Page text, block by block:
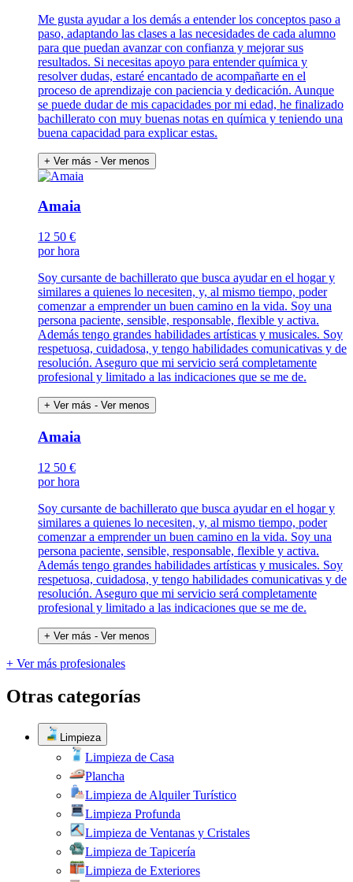
Me gusta ayudar a los demás a entender los conceptos paso a
paso, adaptando las clases a las necesidades de cada alumno
para que puedan avanzar con confianza y mejorar sus
resultados. Si necesitas apoyo para entender química y
resolver dudas, estaré encantado de acompañarte en el
proceso de aprendizaje con paciencia y dedicación. Aunque
se puede dudar de mis capacidades por mi edad, he finalizado
bachillerato con muy buenas notas en química y teniendo una
buena capacidad para explicar estas.
+ Ver más - Ver menos
Amaia
12 50 €
por hora
Soy cursante de bachillerato que busca ayudar en el hogar y
similares a quienes lo necesiten, y, al mismo tiempo, poder
comenzar a emprender un buen camino en la vida. Soy una
persona paciente, sensible, responsable, flexible y activa.
Además tengo grandes habilidades artísticas y musicales. Soy
respetuosa, cuidadosa, y tengo habilidades comunicativas y de
resolución. Aseguro que mi servicio será completamente
profesional y limitado a las indicaciones que se me de.
+ Ver más - Ver menos
Amaia
12 50 €
por hora
Soy cursante de bachillerato que busca ayudar en el hogar y
similares a quienes lo necesiten, y, al mismo tiempo, poder
comenzar a emprender un buen camino en la vida. Soy una
persona paciente, sensible, responsable, flexible y activa.
Además tengo grandes habilidades artísticas y musicales. Soy
respetuosa, cuidadosa, y tengo habilidades comunicativas y de
resolución. Aseguro que mi servicio será completamente
profesional y limitado a las indicaciones que se me de.
+ Ver más - Ver menos
+ Ver más profesionales
Otras categorías
Limpieza
Limpieza de Casa
Plancha
Limpieza de Alquiler Turístico
Limpieza Profunda
Limpieza de Ventanas y Cristales
Limpieza de Tapicería
Limpieza de Exteriores